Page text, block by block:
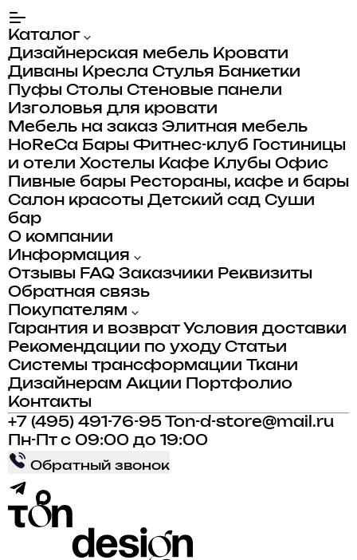
Каталог
Дизайнерская мебель Кровати
Диваны Кресла Стулья Банкетки
Пуфы Столы Стеновые панели
Изголовья для кровати
Мебель на заказ Элитная мебель
HoReCa Бары Фитнес-клуб
Гостиницы
и отели Хостелы Кафе Клубы Офис
Пивные бары Рестораны, кафе и бары
Салон красоты Детский сад Суши
бар
О компании
Информация
Отзывы FAQ Заказчики Реквизиты
Обратная связь
Покупателям
Гарантия и возврат Условия доставки
Рекомендации по уходу Статьи
Системы трансформации
Ткани
Дизайнерам Акции
Портфолио
Контакты
+7 (495) 491-76-95
Ton-d-store@mail.ru
Пн-Пт с 09:00 до 19:00
Обратный звонок